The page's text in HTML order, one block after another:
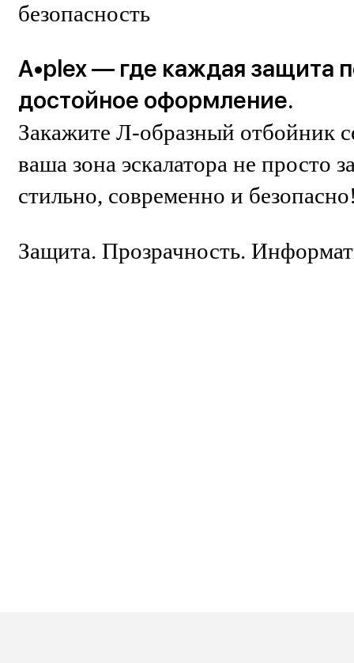
безопасность
A•plex — где каждая защита
достойное оформление.
Закажите Л-образный отбойник
ваша зона эскалатора не просто
стильно, современно и
Защита. Прозрачность.